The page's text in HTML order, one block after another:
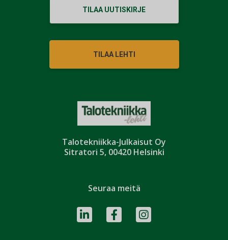
Talotekniikka-Julkaisut Oy
Sitratori 5, 00420 Helsinki
TILAA UUTISKIRJE
TILAA LEHTI
Seuraa meitä